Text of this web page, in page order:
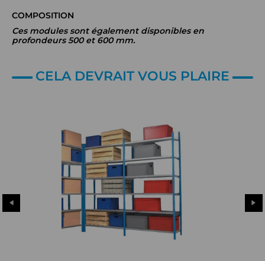
COMPOSITION
Ces modules sont également disponibles en
profondeurs 500 et 600 mm.
CELA DEVRAIT VOUS PLAIRE